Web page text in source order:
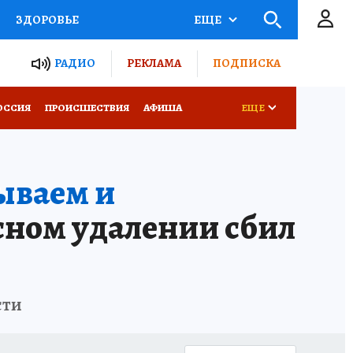
ЗДОРОВЬЕ
РОССИИ
ЕЩЕ
РАДИО РЕКЛАМА ПОДПИСКА
ПРОИСШЕСТВИЯ АФИША ЕЩЕ
и
удалении сбил